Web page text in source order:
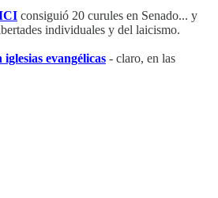
consiguió 20 curules en Senado... y
individuales y del laicismo.
iglesias evangélicas - claro, en las